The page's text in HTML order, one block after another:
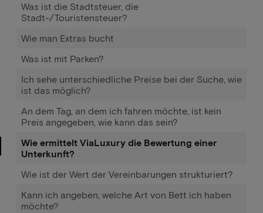
Was ist die Stadtsteuer, die
Stadt-/Touristensteuer?
Wie man Extras bucht
Was ist mit Parken?
Ich sehe unterschiedliche Preise bei der Suche, wie
ist das möglich?
An dem Tag, an dem ich fahren möchte, ist kein
Preis angegeben, wie kann das sein?
Wie ermittelt ViaLuxury die Bewertung einer
Unterkunft?
Wie ist der Wert der Vereinbarungen strukturiert?
Kann ich angeben, welche Art von Bett ich haben
möchte?